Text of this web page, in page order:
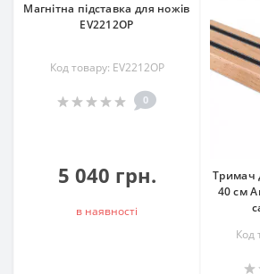
Магнітна підставка для ножів
EV2212ОР
Код товару: EV2212ОР
0
5 040 грн.
в наявностi
Тримач
40 см
Код